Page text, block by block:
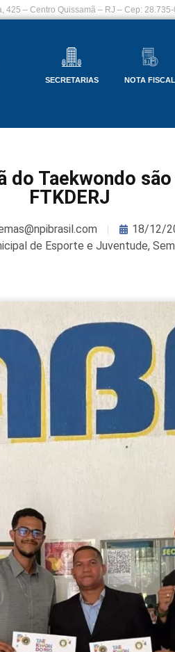
425 – Centro Quissamã – RJ – Cep:
SECRETARIAS NOTA FISCAL
do Taekwondo
FTKDERJ
18/12/
de Esporte e Juventude,